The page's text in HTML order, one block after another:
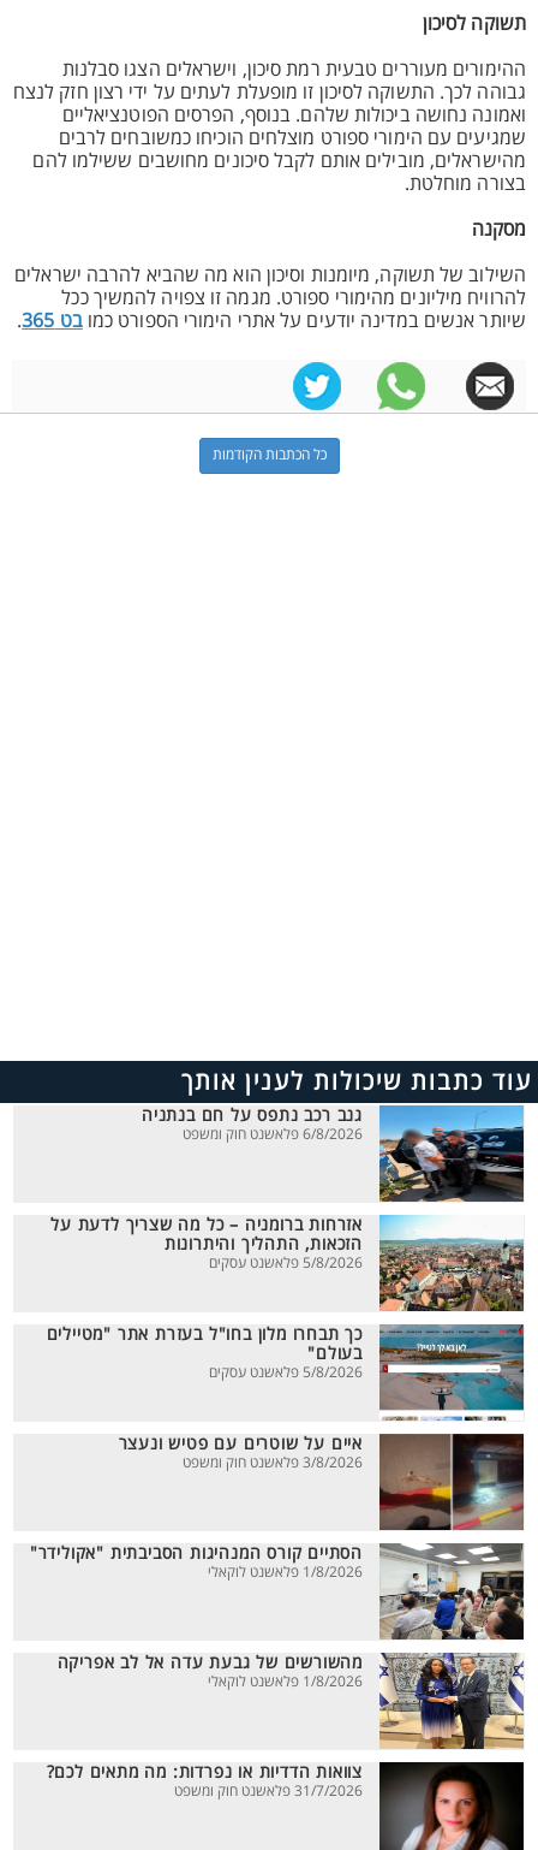
תשוקה לסיכון
ההימורים מעוררים טבעית רמת סיכון, וישראלים הצגו סבלנות
גבוהה לכך. התשוקה לסיכון זו מופעלת לעתים על ידי רצון חזק לנצח
ואמונה נחושה ביכולות שלהם. בנוסף, הפרסים הפוטנציאליים
שמגיעים עם הימורי ספורט מוצלחים הוכיחו כמשובחים לרבים
מהישראלים, מובילים אותם לקבל סיכונים מחושבים ששילמו להם
בצורה מוחלטת.
מסקנה
השילוב של תשוקה, מיומנות וסיכון הוא מה שהביא להרבה ישראלים
להרוויח מיליונים מהימורי ספורט. מגמה זו צפויה להמשיך ככל
שיותר אנשים במדינה יודעים על אתרי הימורי הספורט כמובט 365 .
כל הכתבות הקודמות
עוד כתבות שיכולות לענין אותך
גנב רכב נתפס על חם בנתניה
6/8/2026 פלאשנט חוק ומשפט
אזרחות ברומניה – כל מה שצריך לדעת על
הזכאות, התהליך והיתרונות
5/8/2026 פלאשנט עסקים
כך תבחרו מלון בחו"ל בעזרת אתר "מטיילים
בעולם"
5/8/2026 פלאשנט עסקים
איים על שוטרים עם פטיש ונעצר
3/8/2026 פלאשנט חוק ומשפט
הסתיים קורס המנהיגות הסביבתית "אקולידר"
1/8/2026 פלאשנט לוקאלי
מהשורשים של גבעת עדה אל לב אפריקה
1/8/2026 פלאשנט לוקאלי
צוואות הדדיות או נפרדות: מה מתאים לכם?
31/7/2026 פלאשנט חוק ומשפט